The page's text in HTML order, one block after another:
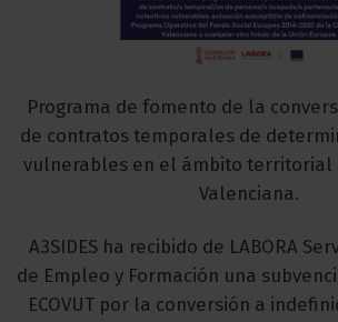
Programa de fomento de la
de contratos temporales de
vulnerables en el ámbito territorial
Valenciana.
A3SIDES ha recibido de LABORA
de Empleo y Formación una
ECOVUT por la conversión a